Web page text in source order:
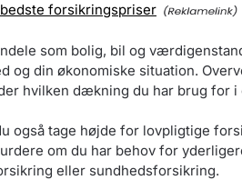
forsikringspriser
som bolig, bil og
og din økonomiske situation.
hvilken dækning du har brug for i
også tage højde for lovpligtige
om du har behov for
eller sundhedsforsikring.